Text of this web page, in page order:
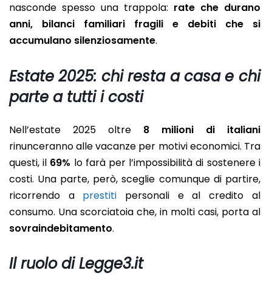
nasconde spesso una trappola: rate che durano
anni, bilanci familiari fragili e debiti che si
accumulano silenziosamente.
Estate 2025: chi resta a casa e chi
parte a tutti i costi
Nell’estate 2025 oltre 8 milioni di italiani
rinunceranno alle vacanze per motivi economici. Tra
questi, il 69% lo farà per l’impossibilità di sostenere i
costi. Una parte, però, sceglie comunque di partire,
ricorrendo a prestiti personali e al credito al
consumo. Una scorciatoia che, in molti casi, porta al
sovraindebitamento.
Il ruolo di Legge3.it